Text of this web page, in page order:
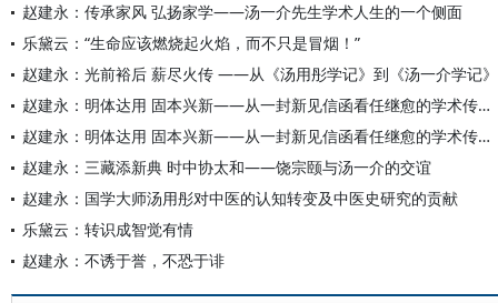
赵建永：传承家风 弘扬家学——汤一介先生学术人生的一个侧面
乐黛云：“生命应该燃烧起火焰，而不只是冒烟！”
赵建永：光前裕后 薪尽火传 ——从《汤用彤学记》到《汤一介学记》
赵建永：明体达用 固本兴新——从一封新见信函看任继愈的学术传承与创新
赵建永：明体达用 固本兴新——从一封新见信函看任继愈的学术传承与创新
赵建永：三藏添新典 时中协太和——饶宗颐与汤一介的交谊
赵建永：国学大师汤用彤对中医的认知转变及中医史研究的贡献
乐黛云：转识成智觉有情
赵建永：不诱于誉，不恐于诽